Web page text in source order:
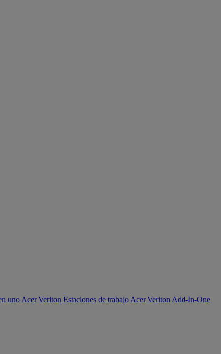
uno Acer Veriton Estaciones de trabajo Acer Veriton Add-In-One